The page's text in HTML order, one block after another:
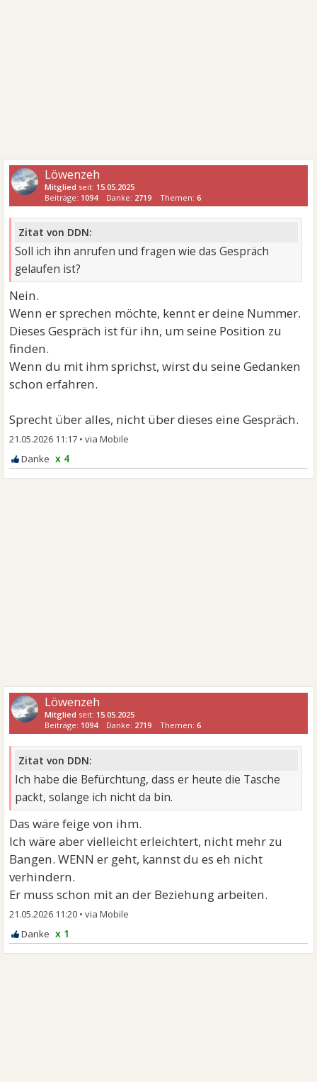
Löwenzeh
Mitglied seit: 15.05.2025
Beiträge: 1094 Danke: 2719 Themen:6
Zitat von DDN:
Soll ich ihn anrufen und fragen wie das Gespräch
gelaufen ist?
Nein.
Wenn er sprechen möchte, kennt er deine Nummer.
Dieses Gespräch ist für ihn, um seine Position zu
finden.
Wenn du mit ihm sprichst, wirst du seine Gedanken
schon erfahren.
Sprecht über alles, nicht über dieses eine Gespräch.
21.05.2026 11:17 •
x 4
Löwenzeh
Mitglied seit: 15.05.2025
Beiträge: 1094 Danke: 2719 Themen:6
Zitat von DDN:
Ich habe die Befürchtung, dass er heute die Tasche
packt, solange ich nicht da bin.
Das wäre feige von ihm.
Ich wäre aber vielleicht erleichtert, nicht mehr zu
Bangen. WENN er geht, kannst du es eh nicht
verhindern.
Er muss schon mit an der Beziehung arbeiten.
21.05.2026 11:20 •
x 1